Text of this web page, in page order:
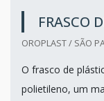
FRASCO
OROPLAST / SÃO
O frasco de
polietileno, um